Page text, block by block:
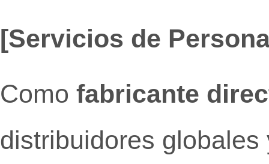
[Servicios de
Como fabricante
distribuidores